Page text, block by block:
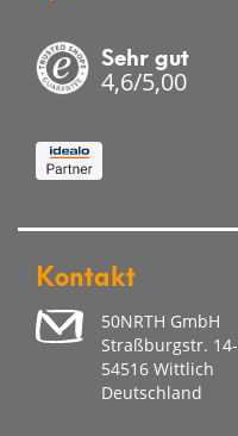
Sehr gut
4,6/5,00
Kontakt
50NRTH GmbH
Straßburgstr.
54516 Wittlich
Deutschland